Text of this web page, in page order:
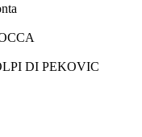
DI PEKOVIC